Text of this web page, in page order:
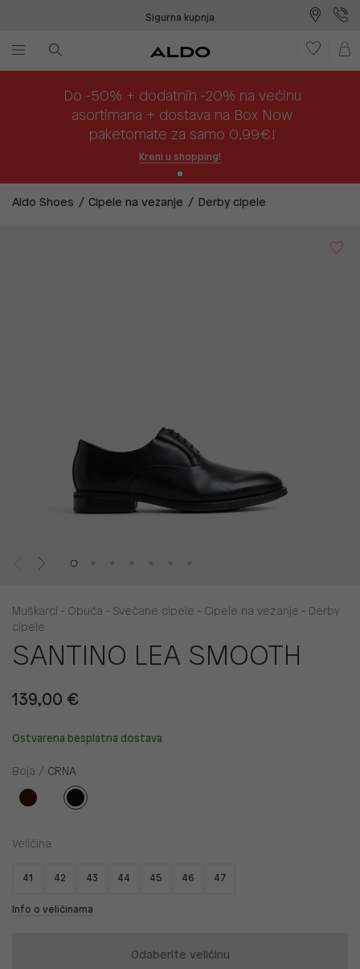
Sigurna kupnja
Do -50% + dodatnih -20% na većinu
asortimana + dostava na Box Now
paketomate za samo 0,99€!
Kreni u shopping!
Aldo Shoes Cipele na vezanje Derby cipele
Muškarci - Obuća - Svečane cipele - Cipele na vezanje - Derby
cipele
SANTINO LEA SMOOTH
139,00 €
Ostvarena besplatna dostava
Boja / CRNA
Veličina
41 42 43 44 45 46 47
Info o veličinama
Odaberite veličinu